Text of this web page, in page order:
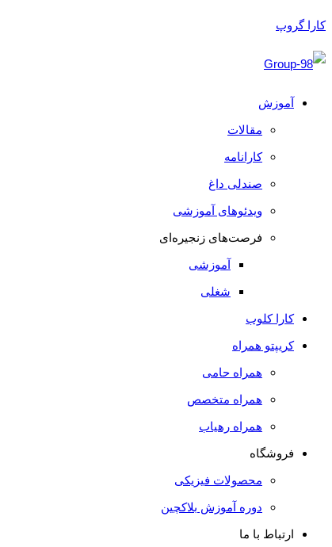
کارا گروپ
آموزش
مقالات
کارانامه
صندلی داغ
ویدئوهای آموزشی
فرصت‌های زنجیره‌ای
آموزشی
شغلی
کارا کلوب
کریپتو همراه
همراه حامی
همراه متخصص
همراه رهیاب
فروشگاه
محصولات فیزیکی
دوره آموزش بلاکچین
ارتباط با ما